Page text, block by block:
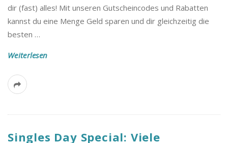
dir (fast) alles! Mit unseren Gutscheincodes und Rabatten
kannst du eine Menge Geld sparen und dir gleichzeitig die
besten …
Weiterlesen
Singles Day Special: Viele